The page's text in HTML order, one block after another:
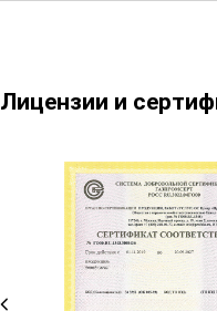
Лицензии и